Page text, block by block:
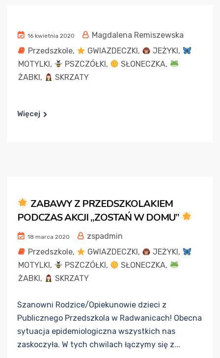
16 kwietnia 2020
Magdalena Remiszewska
Przedszkole, GWIAZDECZKI, JEŻYKI,
MOTYLKI, PSZCZÓŁKI, SŁONECZKA,
ŻABKI, SKRZATY
Więcej
ZABAWY Z PRZEDSZKOLAKIEM
PODCZAS AKCJI „ZOSTAŃ W DOMU”
18 marca 2020
zspadmin
Przedszkole, GWIAZDECZKI, JEŻYKI,
MOTYLKI, PSZCZÓŁKI, SŁONECZKA,
ŻABKI, SKRZATY
Szanowni Rodzice/Opiekunowie dzieci z
Publicznego Przedszkola w Radwanicach! Obecna
sytuacja epidemiologiczna wszystkich nas
zaskoczyła. W tych chwilach łączymy się z...